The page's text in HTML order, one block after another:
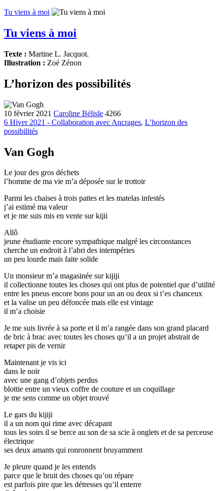
Tu viens à moi
Tu viens à moi
Texte : Martine L. Jacquot.
Illustration : Zoé Zénon
L’horizon des possibilités
10 février 2021 Caroline Bélisle 4266
6 Hiver 2021 - Collaboration avec Ancrages, L’horizon des
possibilités
Van Gogh
Le jour des gros déchets
l’homme de ma vie m’a déposée sur le trottoir
Parmi les chaises à trois pattes et les matelas infestés
j’ai estimé ma valeur
et je me suis mis en vente sur kijii
Allô
jeune étudiante encore sympathique malgré les circonstances
cherche un endroit à l’abri des intempéries
un peu lourde mais faite solide
Un monsieur m’a magasinée sur kijiji
il collectionne toutes les choses qui ont plus de potentiel que d’utilité
entre les pneus encore bons pour un an ou deux si t’es chanceux
et la valise un peu défoncée mais elle est vintage
il m’a choisie
Je me suis livrée à sa porte et il m’a rangée dans son grand placard
de bric à brac avec toutes les choses qu’il a un projet abstrait de
retaper pis de vernir
Maintenant je vis ici
dans le noir
avec une gang d’objets perdus
blottie entre un vieux coffre de couture et un coquillage
je me sens comme un objet trouvé
Le gars du kijiji
il a un nom qui rime avec décapant
tous les soirs il se berce au son de sa scie à onglets et de sa perceuse
électrique
ses deux amants qui ronronnent bruyamment
Je pleure quand je les entends
parce que le bruit des choses qu’on répare
est parfois pire que les détresses qu’il enterre